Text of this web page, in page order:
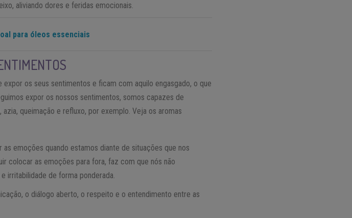
aliviando dores e feridas emocionais.
para óleos essenciais
os seus sentimentos e ficam com aquilo engasgado, o que
expor os nossos sentimentos, somos capazes de
queimação e refluxo, por exemplo. Veja os aromas
as emoções quando estamos diante de situações que nos
colocar as emoções para fora, faz com que nós não
irritabilidade de forma ponderada.
o diálogo aberto, o respeito e o entendimento entre as